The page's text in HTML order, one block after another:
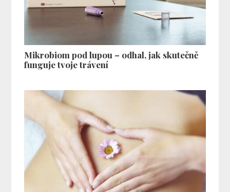
Mikrobiom pod lupou – odhal, jak skutečně
funguje tvoje trávení